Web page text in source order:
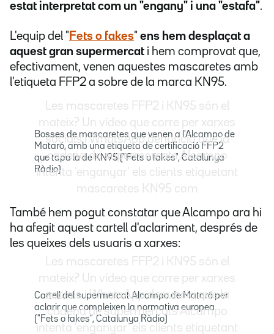
estat interpretat com un "engany" i una "estafa".
L'equip del " Fets o fakes" ens hem desplaçat a
aquest gran supermercat i hem comprovat que,
efectivament, venen aquestes mascaretes amb
l'etiqueta FFP2 a sobre de la marca KN95.
Les mascaretes FFP2 i KN95 són el
mateix? Un vídeo que corre per xarxes
socials i WhatsApp denuncia que la
cadena de supermercats Alcampo
intenta 'enganyar' els clients etiquetant
mascaretes KN95 com
Bosses de mascaretes que venen a l'Alcampo de
Mataró, amb una etiqueta de certificació FFP2
que tapa la de KN95 ("Fets o fakes", Catalunya
Ràdio)
També hem pogut constatar que Alcampo ara hi
ha afegit aquest cartell d'aclariment, després de
les queixes dels usuaris a xarxes:
Les mascaretes FFP2 i KN95 són el
mateix? Un vídeo que corre per xarxes
socials i WhatsApp denuncia que la
cadena de supermercats Alcampo
intenta 'enganyar' els clients etiquetant
Cartell del supermercat Alcampo de Mataró per
aclarir que compleixen la normativa europea
("Fets o fakes", Catalunya Ràdio)